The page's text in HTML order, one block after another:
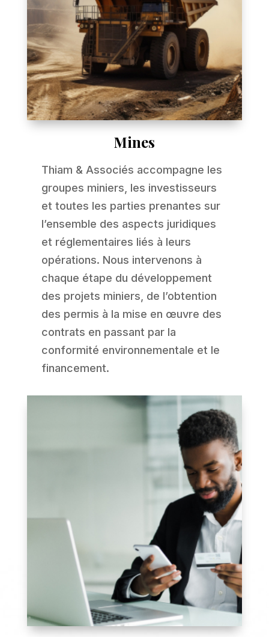
Mines
Thiam & Associés accompagne les
groupes miniers, les investisseurs
et toutes les parties prenantes sur
l’ensemble des aspects juridiques
et réglementaires liés à leurs
opérations. Nous intervenons à
chaque étape du développement
des projets miniers, de l’obtention
des permis à la mise en œuvre des
contrats en passant par la
conformité environnementale et le
financement.